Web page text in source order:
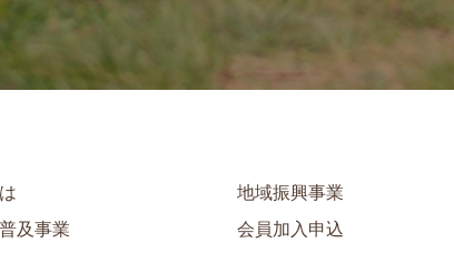
及事業
地域振興事業
会員加入申込